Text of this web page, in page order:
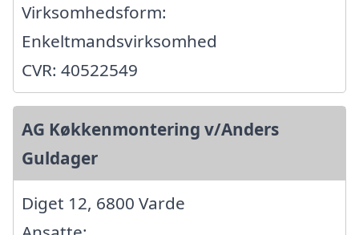
Virksomhedsform:
Enkeltmandsvirksomhed
CVR: 40522549
AG Køkkenmontering v/Anders
Guldager
Diget 12, 6800 Varde